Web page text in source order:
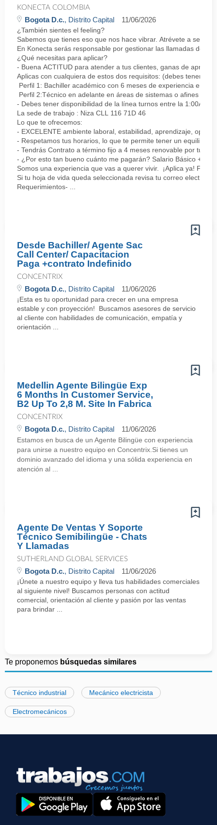
KONECTA COLOMBIA
Bogota D.c., Distrito Capital 11/06/2026
¿También sientes el feeling?
Sabemos que tienes eso que nos hace vibrar. Atrévete a ser
En Konecta serás responsable por gestionar las llamadas de
¿Qué necesitas para aplicar?
- Buena ACTITUD para atender a tus clientes, ganas de
Aplicas con cualquiera de estos dos requisitos: (debes tener
Perfil 1: Bachiller académico con 6 meses de experiencia en
Perfil 2:Técnico en adelante en áreas de sistemas o afines
- Debes tener disponibilidad de la línea turnos entre la 1:00AM
La sede de trabajo : Niza CLL 116 71D 46
Lo que te ofrecemos:
- EXCELENTE ambiente laboral, estabilidad, aprendizaje,
- Respetamos tus horarios, lo que te permite tener un equilibrio
- Tendrás Contrato a término fijo a 4 meses renovable por tu
- ¿Por esto tan bueno cuánto me pagarán? Salario Básico +
Somos una experiencia que vas a querer vivir. ¡Aplica ya!
Si tu hoja de vida queda seleccionada revisa tu correo
Requerimientos- ...
Desde Bachiller/ Agente Sac
Call Center/ Capacitacion
Paga +contrato Indefinido
CONCENTRIX
Bogota D.c., Distrito Capital 11/06/2026
¡Esta es tu oportunidad para crecer en una empresa
estable y con proyección! Buscamos asesores de servicio
al cliente con habilidades de comunicación, empatía y
orientación ...
Medellin Agente Bilingüe Exp
6 Months In Customer Service,
B2 Up To 2,8 M. Site In Fabrica
CONCENTRIX
Bogota D.c., Distrito Capital 11/06/2026
Estamos en busca de un Agente Bilingüe con experiencia
para unirse a nuestro equipo en Concentrix.Si tienes un
dominio avanzado del idioma y una sólida experiencia en
atención al ...
Agente De Ventas Y Soporte
Técnico Semibilingüe - Chats
Y Llamadas
SUTHERLAND GLOBAL SERVICES
Bogota D.c., Distrito Capital 11/06/2026
¡Únete a nuestro equipo y lleva tus habilidades comerciales
al siguiente nivel! Buscamos personas con actitud
comercial, orientación al cliente y pasión por las ventas
para brindar ...
Te proponemos búsquedas similares
Técnico industrial Mecánico electricista
Electromecánicos